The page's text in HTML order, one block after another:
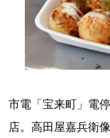
市電「宝来町」電
店。高田屋嘉兵衛